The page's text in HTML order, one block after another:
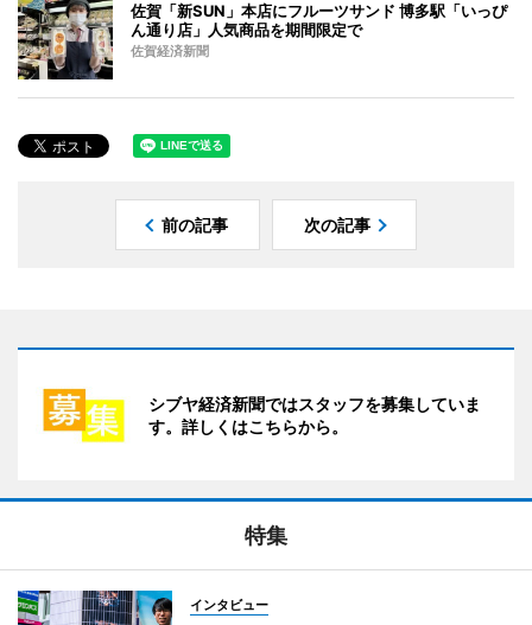
佐賀「新SUN」本店にフルーツサンド 博多駅「いっぴ
ん通り店」人気商品を期間限定で
佐賀経済新聞
前の記事 次の記事
シブヤ経済新聞ではスタッフを募集していま
す。詳しくはこちらから。
特集
インタビュー